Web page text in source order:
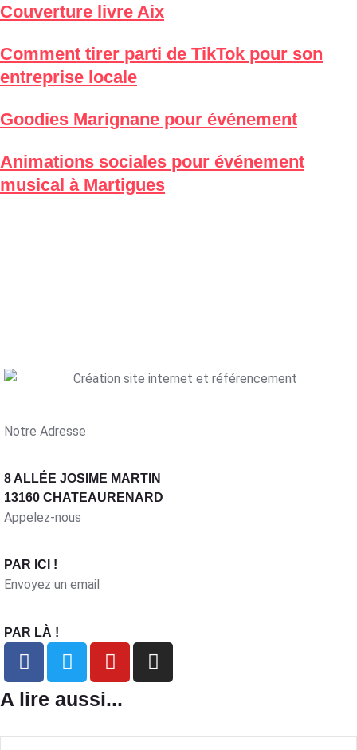
Couverture livre Aix
Comment tirer parti de TikTok pour son
entreprise locale
Goodies Marignane pour événement
Animations sociales pour événement
musical à Martigues
Notre Adresse
8 ALLÉE JOSIME MARTIN
13160 CHATEAURENARD
Appelez-nous
PAR ICI !
Envoyez un email
PAR LÀ !
A lire aussi...